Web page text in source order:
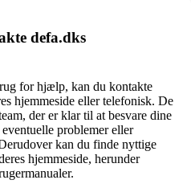
defa.dks
for hjælp, kan du kontakte
hjemmeside eller telefonisk. De
der er klar til at besvare dine
problemer eller
kan du finde nyttige
hjemmeside, herunder